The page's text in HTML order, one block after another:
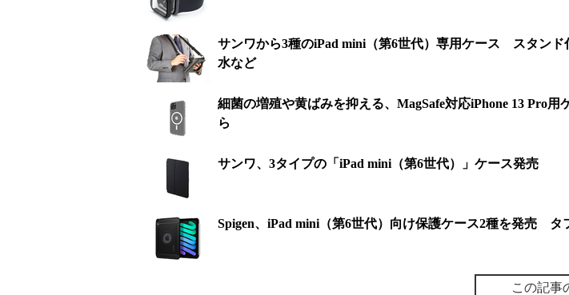
サンワから3種のiPad mini（第6世代）専用ケース スタンド
水など
細菌の増殖や黄ばみを抑える、MagSafe対応iPhone 13 Pro
ら
サンワ、3タイプの「iPad mini（第6世代）」ケース発売
Spigen、iPad mini（第6世代）向け保護ケース2種を発売 タ
この記事